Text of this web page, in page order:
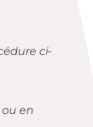
ci-
ou en